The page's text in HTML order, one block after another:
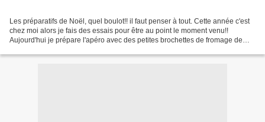
Les préparatifs de Noël, quel boulot!! il faut penser à tout. Cette année c'est
chez moi alors je fais des essais pour être au point le moment venu!!
Aujourd'hui je prépare l'apéro avec des petites brochettes de fromage de